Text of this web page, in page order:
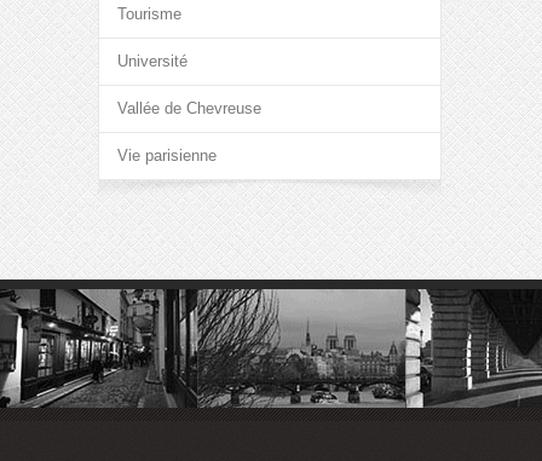
Tourisme
Université
Vallée de Chevreuse
Vie parisienne